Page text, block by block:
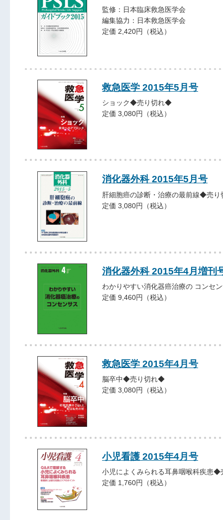
監修：日本臨床救急医学会
編集協力：日本救急医学会
定価 2,420円（税込）
救急医学 2015年5月号
ショック◆売り切れ◆
定価 3,080円（税込）
消化器外科 2015年5月号
肝細胞癌の診断・治療の最前線◆売
定価 3,080円（税込）
消化器外科 2015年4月増刊
わかりやすい消化器癌治療の コンセ
定価 9,460円（税込）
救急医学 2015年4月号
脳卒中◆売り切れ◆
定価 3,080円（税込）
小児看護 2015年4月号
小児によくみられる耳鼻咽喉科疾患
定価 1,760円（税込）